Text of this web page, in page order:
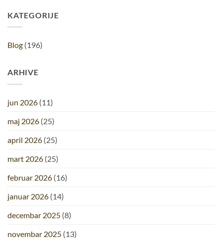
KATEGORIJE
Blog (196)
ARHIVE
jun 2026 (11)
maj 2026 (25)
april 2026 (25)
mart 2026 (25)
februar 2026 (16)
januar 2026 (14)
decembar 2025 (8)
novembar 2025 (13)